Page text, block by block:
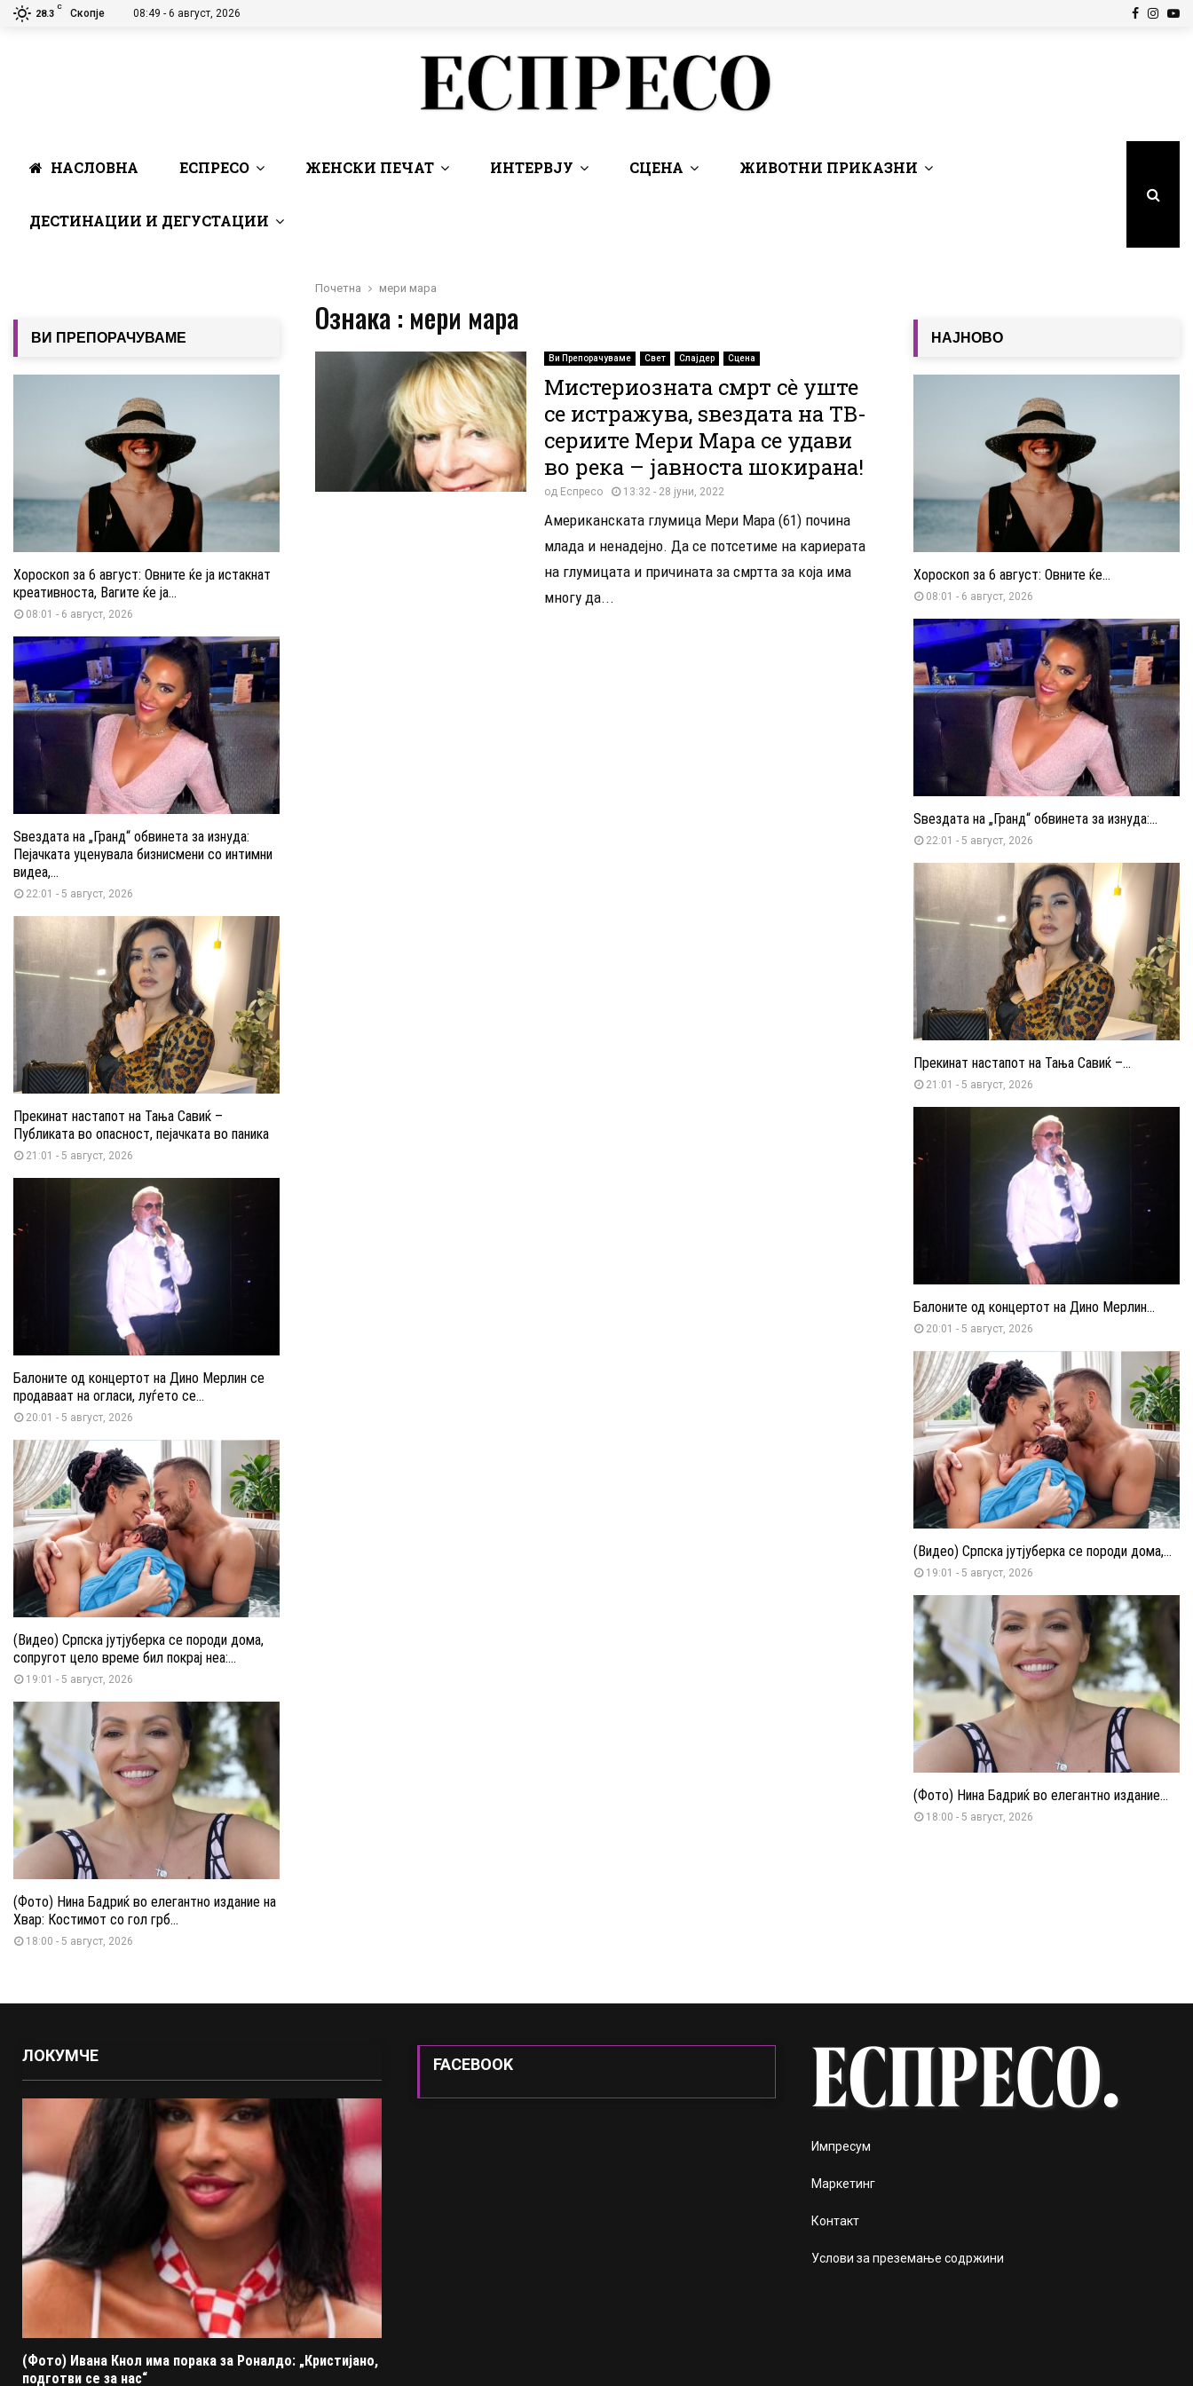
28.3
C
Скопје 08:49 - 6 август, 2026 Facebook
НАСЛОВНА ЕСПРЕСО ЖЕНСКИ ПЕЧАТ ИНТЕРВЈУ СЦЕНА ЖИВОТНИ ПРИКАЗНИ
ДЕСТИНАЦИИ И ДЕГУСТАЦИИ
Почетна мери мара
Ознака : мери мара
Ви Препорачуваме Свет Слајдер Сцена
Мистериозната смрт сè уште
се истражува, ѕвездата на ТВ-
сериите Мери Мара се удави
во река – јавноста шокирана!
од Еспресо 13:32 - 28 јуни, 2022
Американската глумица Мери Мара (61) почина
млада и ненадејно. Да се потсетиме на кариерата
на глумицата и причината за смртта за која има
многу да...
ВИ ПРЕПОРАЧУВАМЕ
Хороскоп за 6 август: Овните ќе ја истакнат
креативноста, Вагите ќе ја...
08:01 - 6 август, 2026
Ѕвездата на „Гранд“ обвинета за изнуда:
Пејачката уценувала бизнисмени со интимни
видеа,...
22:01 - 5 август, 2026
Прекинат настапот на Тања Савиќ –
Публиката во опасност, пејачката во паника
21:01 - 5 август, 2026
Балоните од концертот на Дино Мерлин се
продаваат на огласи, луѓето се...
20:01 - 5 август, 2026
(Видео) Српска јутјуберка се породи дома,
сопругот цело време бил покрај неа:...
19:01 - 5 август, 2026
(Фото) Нина Бадриќ во елегантно издание на
Хвар: Костимот со гол грб...
18:00 - 5 август, 2026
НАЈНОВО
Хороскоп за 6 август: Овните ќе...
08:01 - 6 август, 2026
Ѕвездата на „Гранд“ обвинета за изнуда:...
22:01 - 5 август, 2026
Прекинат настапот на Тања Савиќ –...
21:01 - 5 август, 2026
Балоните од концертот на Дино Мерлин...
20:01 - 5 август, 2026
(Видео) Српска јутјуберка се породи дома,...
19:01 - 5 август, 2026
(Фото) Нина Бадриќ во елегантно издание...
18:00 - 5 август, 2026
ЛОКУМЧЕ
(Фото) Ивана Кнол има порака за Роналдо: „Кристијано,
подготви се за нас“
FACEBOOK
Импресум
Маркетинг
Контакт
Услови за преземање содржини